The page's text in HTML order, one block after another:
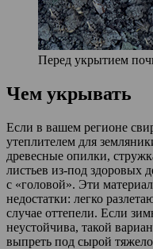
Перед укрытием
Чем укрывать
Если в вашем регионе
утеплителем для
древесные опилки,
листьев из-под здоровых
с «головой». Эти
недостатки: легко
случае оттепели. Если
неустойчива, такой
выпреть под сырой